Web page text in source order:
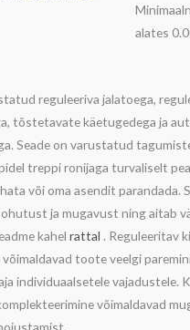
alates
reguleeriva jalatoega,
tõstetavate käetugedega ja
Seade on varustatud
treppi ronijaga turvaliselt
või oma asendit parandada.
ja mugavust ning aitab
kahel rattal . Reguleeritav
toote veelgi
individuaalsetele vajadustele.
võimaldavad